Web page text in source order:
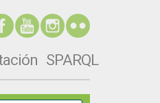
SPARQL